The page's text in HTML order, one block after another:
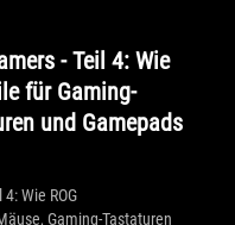
- Teil 4: Wie
für Gaming-
und Gamepads
Wie ROG
Gaming-Tastaturen